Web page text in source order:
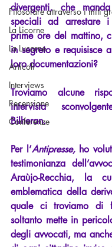
Filosofare attraverso i miti
La Licorne
La Lucarne
Articoli
Interviews
Recensione
Conferenze
divergenti, che
speciali ad arrestare i
prime ore del mattino,
in segreto e requisisce
loro documentazioni?
Troviamo alcune
intervista
Bilheran.
Per l’Antipresse, ho
testimonianza
Araùjo-Recchia, la
emblematica della
quale ci troviamo di
soltanto mette in
degli avvocati, ma